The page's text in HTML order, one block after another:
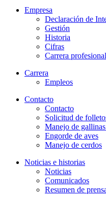
Empresa
Declaración de
Gestión
Historia
Cifras
Carrera profesional
Carrera
Empleos
Contacto
Contacto
Solicitud de
Manejo de
Engorde de aves
Manejo de cerdos
Noticias e historias
Noticias
Comunicados
Resumen de